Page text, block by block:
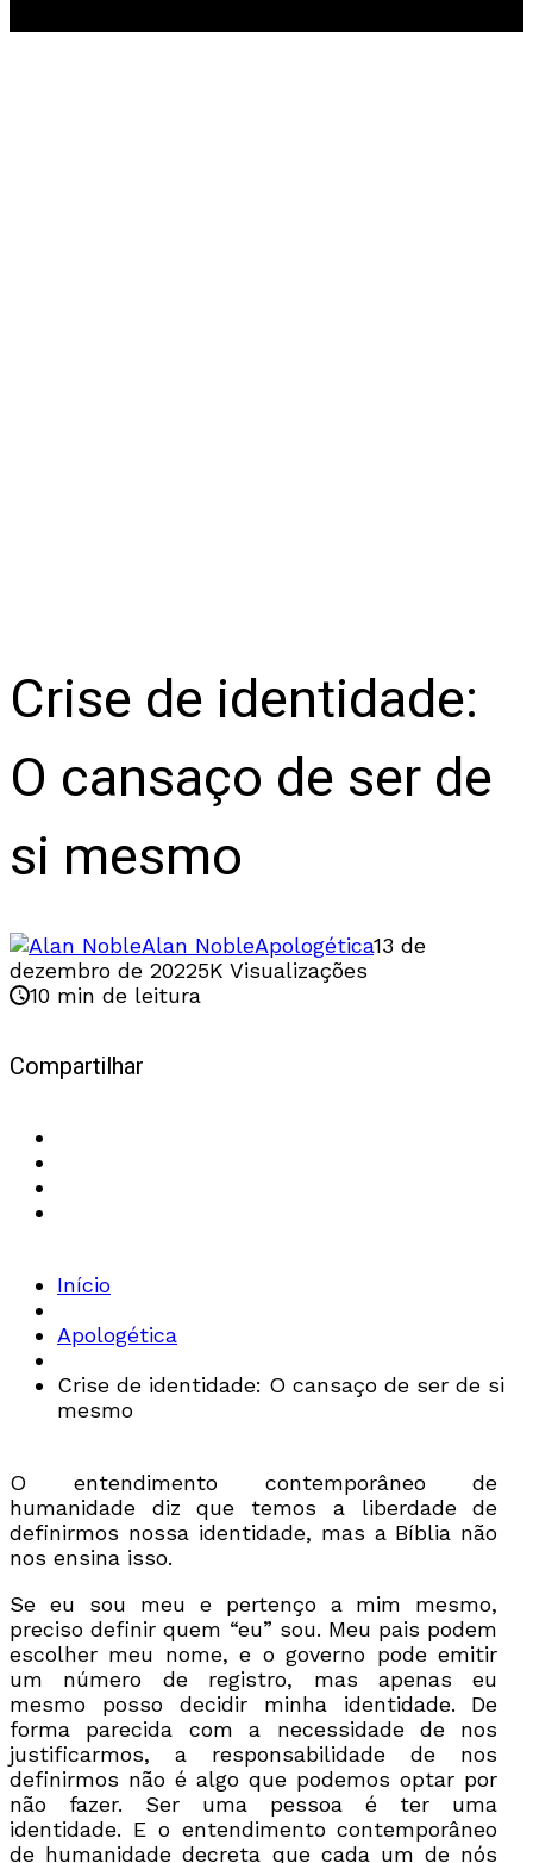
Crise de identidade:
O cansaço de ser de
si mesmo
Alan NobleApologética13 de
dezembro de 20225K Visualizações
10 min de leitura
Compartilhar
Início
Apologética
Crise de identidade: O cansaço de ser de si
mesmo
O entendimento contemporâneo de
humanidade diz que temos a liberdade de
definirmos nossa identidade, mas a Bíblia não
nos ensina isso.
Se eu sou meu e pertenço a mim mesmo,
preciso definir quem “eu” sou. Meu pais podem
escolher meu nome, e o governo pode emitir
um número de registro, mas apenas eu
mesmo posso decidir minha identidade. De
forma parecida com a necessidade de nos
justificarmos, a responsabilidade de nos
definirmos não é algo que podemos optar por
não fazer. Ser uma pessoa é ter uma
identidade. E o entendimento contemporâneo
de humanidade decreta que cada um de nós